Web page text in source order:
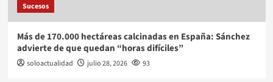
Sucesos
Más de 170.000 hectáreas calcinadas en España: Sánchez
advierte de que quedan “horas difíciles”
soloactualidad julio 28, 2026 93